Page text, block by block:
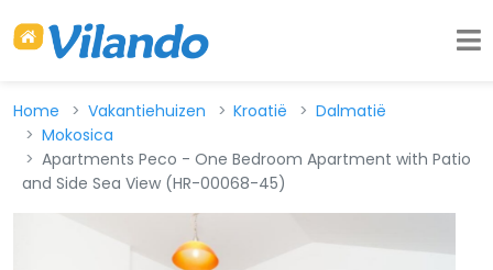
Home Vakantiehuizen Kroatië
Dalmatië
Mokosica
Apartments Peco - One Bedroom Apartment with Patio
and Side Sea View (HR-00068-45)